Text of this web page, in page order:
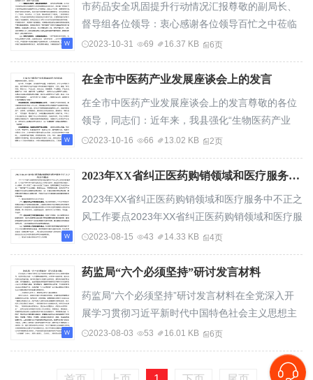
市药品安全巩固提升行动情况汇报尊敬的副局长、
督导组各位领导：衷心感谢各位领导百忙之中莅临
调研指导工作。根据安排，我简要汇报四个方面情
持“四个最严”工作要...
2023-10-31 69 16.37 KB 6页
在全市中医药产业发展座谈会上的发言
在全市中医药产业发展座谈会上的发言尊敬的各位
领导，同志们：近年来，我县强化“生物医药产业
园、中医药学院、伏牛山中药材交易会、国家级现
强“研究机构、孵化中心...
2023-10-16 66 13.02 KB 2页
2023年XX省纠正医药购销领域和医疗服务中不正之风工作要点
2023年XX省纠正医药购销领域和医疗服务中不正之
风工作要点2023年XX省纠正医药购销领域和医疗服
务中不正之风工作的总体要求是：以习近平新时代
二十大精神，深入贯彻...
2023-08-15 43 14.33 KB 4页
药监局“六个必须坚持”研讨发言材料
药监局“六个必须坚持”研讨发言材料在全党深入开
展学习贯彻习近平新时代中国特色社会主义思想主
题教育，是贯彻落实党的二十大精神的重要举措，
2023-08-03 53 16.01 KB 6页